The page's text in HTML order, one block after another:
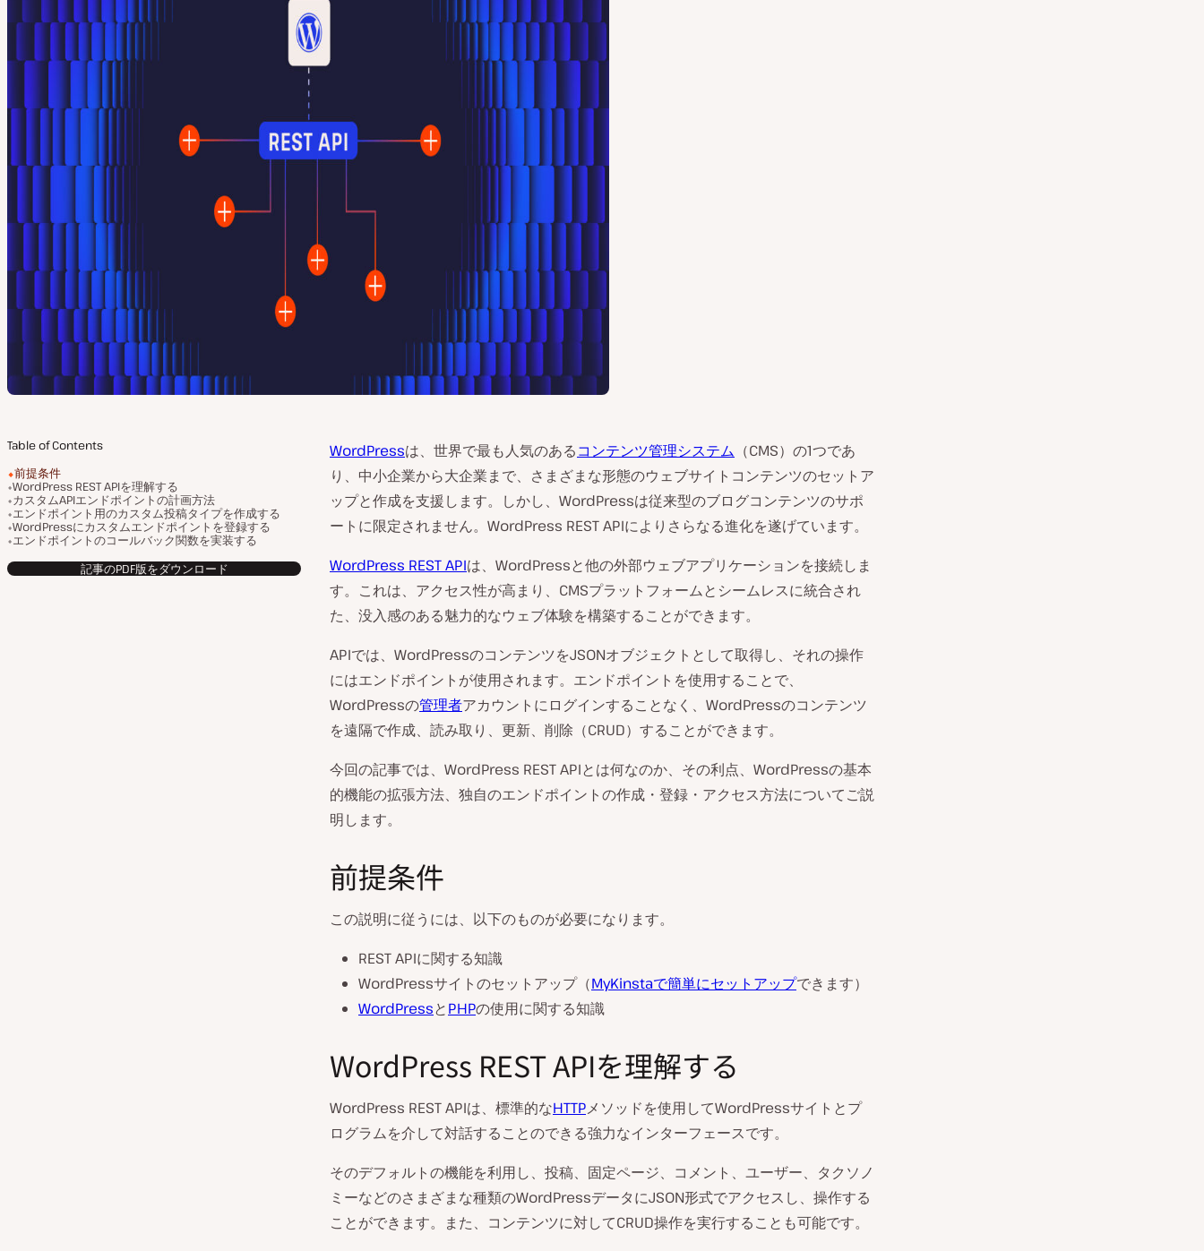
Table of Contents
前提条件
WordPress REST APIを理解する
カスタムAPIエンドポイントの計画方法
エンドポイント用のカスタム投稿タイプを作成する
WordPressにカスタムエンドポイントを登録する
エンドポイントのコールバック関数を実装する
記事のPDF版をダウンロード
WordPressは、世界で最も人気のあるコンテンツ管理システム （CMS）の1つであ
り、中小企業から大企業まで、さまざまな形態のウェブサイトコンテンツのセットア
ップと作成を支援します。しかし、WordPressは従来型のブログコンテンツのサポ
ートに限定されません。WordPress REST APIによりさらなる進化を遂げています。
WordPress REST APIは、WordPressと他の外部ウェブアプリケーションを接続しま
す。これは、アクセス性が高まり、CMSプラットフォームとシームレスに統合され
た、没入感のある魅力的なウェブ体験を構築することができます。
APIでは、WordPressのコンテンツをJSONオブジェクトとして取得し、それの操作
にはエンドポイントが使用されます。エンドポイントを使用することで、
WordPressの管理者アカウントにログインすることなく、WordPressのコンテンツ
を遠隔で作成、読み取り、更新、削除（CRUD）することができます。
今回の記事では、WordPress REST APIとは何なのか、その利点、WordPressの基本
的機能の拡張方法、独自のエンドポイントの作成・登録・アクセス方法についてご説
明します。
前提条件
この説明に従うには、以下のものが必要になります。
REST APIに関する知識
WordPressサイトのセットアップ（MyKinstaで簡単にセットアップできます）
WordPressとPHPの使用に関する知識
WordPress REST APIを理解する
WordPress REST APIは、標準的なHTTPメソッドを使用してWordPressサイトとプ
ログラムを介して対話することのできる強力なインターフェースです。
そのデフォルトの機能を利用し、投稿、固定ページ、コメント、ユーザー、タクソノ
ミーなどのさまざまな種類のWordPressデータにJSON形式でアクセスし、操作する
ことができます。また、コンテンツに対してCRUD操作を実行することも可能です。